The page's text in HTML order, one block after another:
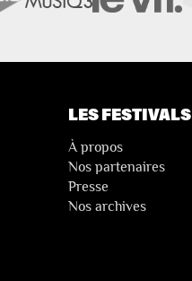
LES FESTIVALS
À propos
Nos partenaires
Presse
Nos archives